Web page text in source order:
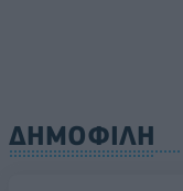
ΔΗΜΟΦΙΛΗ